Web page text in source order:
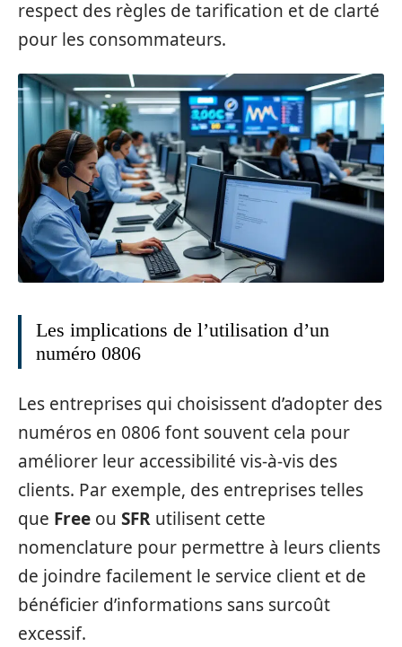
respect des règles de tarification et de clarté
pour les consommateurs.
Les implications de l’utilisation d’un
numéro 0806
Les entreprises qui choisissent d’adopter des
numéros en 0806 font souvent cela pour
améliorer leur accessibilité vis-à-vis des
clients. Par exemple, des entreprises telles
que Free ou SFR utilisent cette
nomenclature pour permettre à leurs clients
de joindre facilement le service client et de
bénéficier d’informations sans surcoût
excessif.